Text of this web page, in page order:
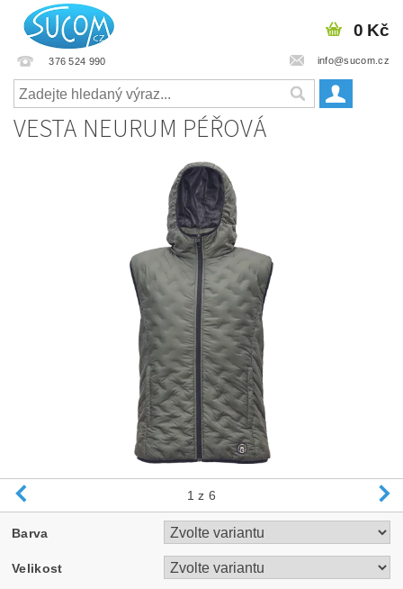
376 524 990 info@sucom.cz
0 Kč
VESTA NEURUM PÉŘOVÁ
1 z 6
Barva
Velikost